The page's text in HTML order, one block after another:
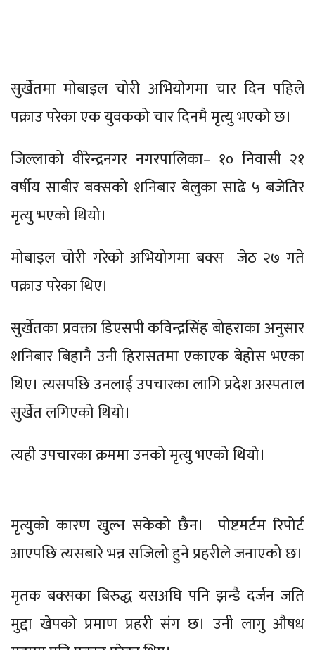
सुर्खेतमा मोबाइल चोरी अभियोगमा चार दिन पहिले
पक्राउ परेका एक युवकको चार दिनमै मृत्यु भएको छ।
जिल्लाको वीरेन्द्रनगर नगरपालिका– १० निवासी २१
वर्षीय साबीर बक्सको शनिबार बेलुका साढे ५ बजेतिर
मृत्यु भएको थियो।
मोबाइल चोरी गरेको अभियोगमा बक्स जेठ २७ गते
पक्राउ परेका थिए।
सुर्खेतका प्रवक्ता डिएसपी कविन्द्रसिंह बोहराका अनुसार
शनिबार बिहानै उनी हिरासतमा एकाएक बेहोस भएका
थिए। त्यसपछि उनलाई उपचारका लागि प्रदेश अस्पताल
सुर्खेत लगिएको थियो।
त्यही उपचारका क्रममा उनको मृत्यु भएको थियो।
मृत्युको कारण खुल्न सकेको छैन। पोष्टमर्टम रिपोर्ट
आएपछि त्यसबारे भन्न सजिलो हुने प्रहरीले जनाएको छ।
मृतक बक्सका बिरुद्ध यसअघि पनि झन्डै दर्जन जति
मुद्दा खेपको प्रमाण प्रहरी संग छ। उनी लागु औषध